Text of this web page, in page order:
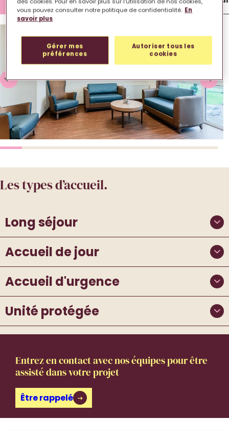
Les types d’accueil.
Long séjour
Accueil de jour
Accueil d'urgence
Unité protégée
Entrez en contact avec nos équipes pour être
assisté dans votre projet
Être rappelé
vous pouvez consulter notre politique de confidentialité. En
savoir plus
Gérer mes
préférences
Autoriser tous les
cookies